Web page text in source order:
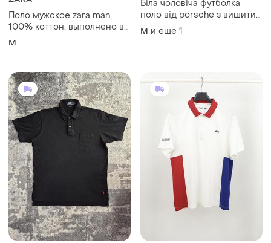
Поло мужское zara man,
100% коттон, выполнено в
перу, размер m.
M
Біла чоловіча футболка
поло від porsche з вишитим
кольоровим гербом на
M и еще 1